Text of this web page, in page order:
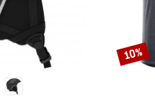
Sconto
10%